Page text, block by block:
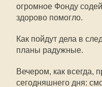
огромное Фонду
здорово помогло.
Как пойдут дела в
планы радужные.
Вечером, как всегда,
сегодняшнего дня: